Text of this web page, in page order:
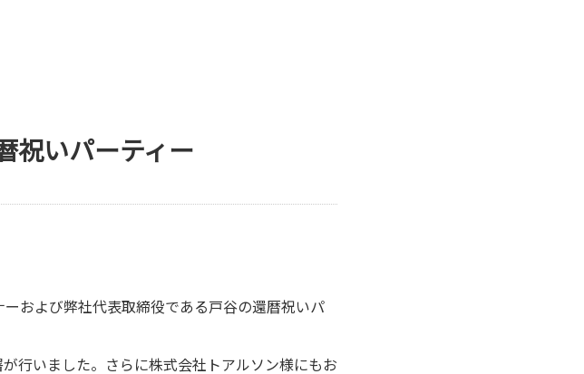
祝いパーティー
および弊社代表取締役である戸谷の還暦祝いパ
行いました。さらに株式会社トアルソン様にもお